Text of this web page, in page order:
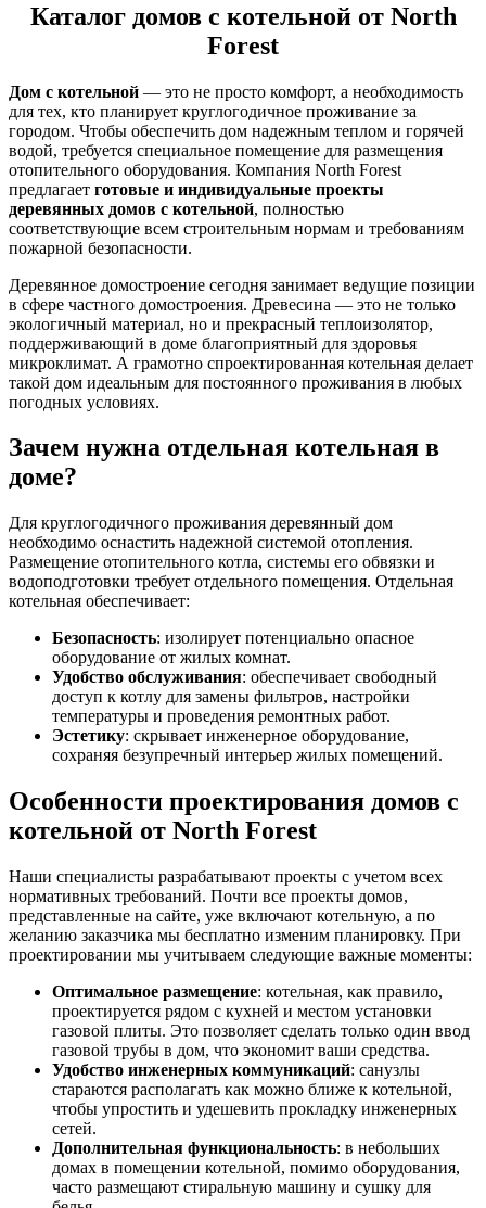
Каталог домов с котельной от North
Forest
Дом с котельной — это не просто комфорт, а необходимость
для тех, кто планирует круглогодичное проживание за
городом. Чтобы обеспечить дом надежным теплом и горячей
водой, требуется специальное помещение для размещения
отопительного оборудования. Компания North Forest
предлагает готовые и индивидуальные проекты
деревянных домов с котельной, полностью
соответствующие всем строительным нормам и требованиям
пожарной безопасности.
Деревянное домостроение сегодня занимает ведущие позиции
в сфере частного домостроения. Древесина — это не только
экологичный материал, но и прекрасный теплоизолятор,
поддерживающий в доме благоприятный для здоровья
микроклимат. А грамотно спроектированная котельная делает
такой дом идеальным для постоянного проживания в любых
погодных условиях.
Зачем нужна отдельная котельная в
доме?
Для круглогодичного проживания деревянный дом
необходимо оснастить надежной системой отопления.
Размещение отопительного котла, системы его обвязки и
водоподготовки требует отдельного помещения. Отдельная
котельная обеспечивает:
Безопасность: изолирует потенциально опасное
оборудование от жилых комнат.
Удобство обслуживания: обеспечивает свободный
доступ к котлу для замены фильтров, настройки
температуры и проведения ремонтных работ.
Эстетику: скрывает инженерное оборудование,
сохраняя безупречный интерьер жилых помещений.
Особенности проектирования домов с
котельной от North Forest
Наши специалисты разрабатывают проекты с учетом всех
нормативных требований. Почти все проекты домов,
представленные на сайте, уже включают котельную, а по
желанию заказчика мы бесплатно изменим планировку. При
проектировании мы учитываем следующие важные моменты:
Оптимальное размещение: котельная, как правило,
проектируется рядом с кухней и местом установки
газовой плиты. Это позволяет сделать только один ввод
газовой трубы в дом, что экономит ваши средства.
Удобство инженерных коммуникаций: санузлы
стараются располагать как можно ближе к котельной,
чтобы упростить и удешевить прокладку инженерных
сетей.
Дополнительная функциональность: в небольших
домах в помещении котельной, помимо оборудования,
часто размещают стиральную машину и сушку для